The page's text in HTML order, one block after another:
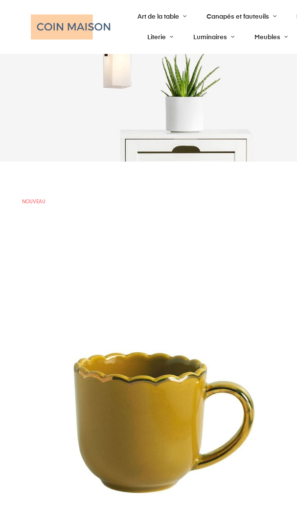
Art de la table Canapés et fauteuils
Literie Luminaires Meubles
NOUVEAU